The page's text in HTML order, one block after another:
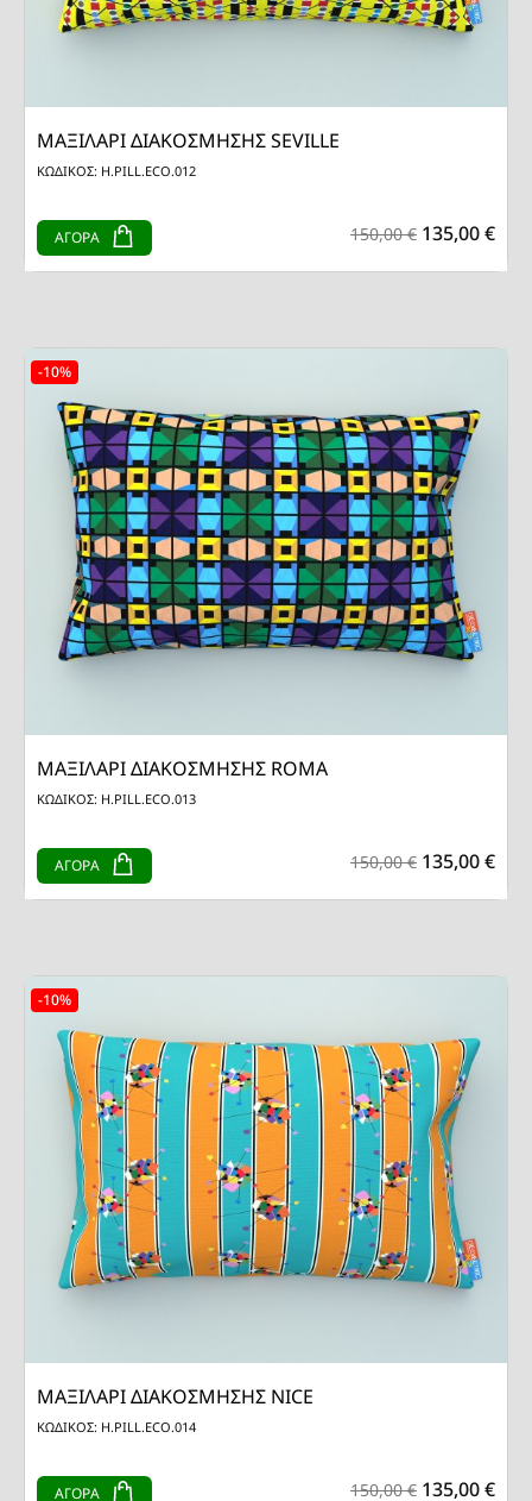
ΜΑΞΙΛΑΡΙ ΔΙΑΚΟΣΜΗΣΗΣ SEVILLE
ΚΩΔΙΚΟΣ: H.PILL.ECO.012
ΑΓΟΡΑ 150,00 € 135,00 €
ΜΑΞΙΛΑΡΙ ΔΙΑΚΟΣΜΗΣΗΣ ROMA
ΚΩΔΙΚΟΣ: H.PILL.ECO.013
ΑΓΟΡΑ 150,00 € 135,00 €
-10%
ΜΑΞΙΛΑΡΙ ΔΙΑΚΟΣΜΗΣΗΣ NICE
ΚΩΔΙΚΟΣ: H.PILL.ECO.014
ΑΓΟΡΑ 150,00 € 135,00 €
-10%